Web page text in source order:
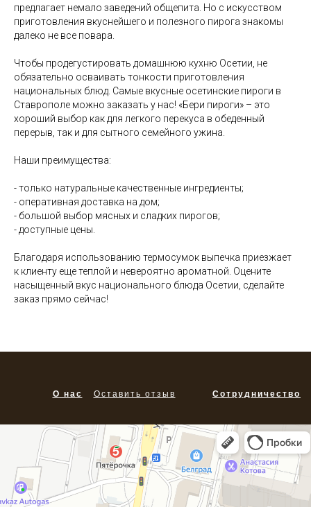
предлагает немало заведений общепита. Но с искусством
приготовления вкуснейшего и полезного пирога знакомы
далеко не все повара.
Чтобы продегустировать домашнюю кухню Осетии, не
обязательно осваивать тонкости приготовления
национальных блюд. Самые вкусные осетинские пироги в
Ставрополе можно заказать у нас! «Бери пироги» – это
хороший выбор как для легкого перекуса в обеденный
перерыв, так и для сытного семейного ужина.
Наши преимущества:
- только натуральные качественные ингредиенты;
- оперативная доставка на дом;
- большой выбор мясных и сладких пирогов;
- доступные цены.
Благодаря использованию термосумок выпечка приезжает
к клиенту еще теплой и невероятно ароматной. Оцените
насыщенный вкус национального блюда Осетии, сделайте
заказ прямо сейчас!
О нас Оставить отзыв Сотрудничество